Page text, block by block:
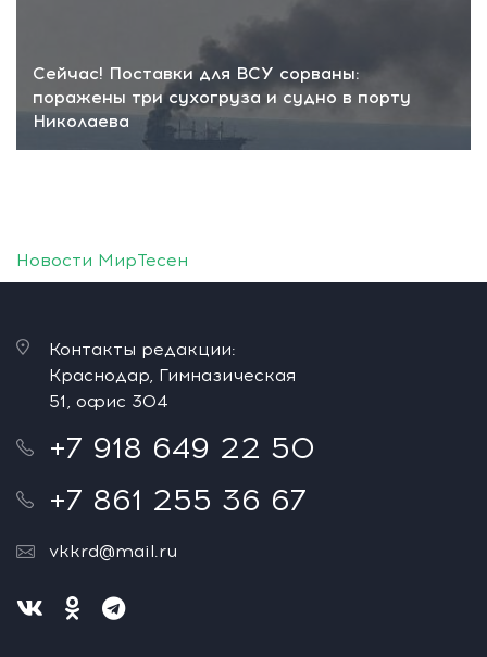
Сейчас! Поставки для ВСУ сорваны:
поражены три сухогруза и судно в порту
Николаева
Новости МирТесен
Контакты редакции:
Краснодар, Гимназическая
51, офис 304
+7 918 649 22 50
+7 861 255 36 67
vkkrd@mail.ru